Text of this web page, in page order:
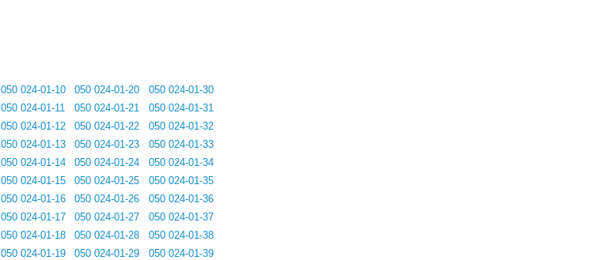
050 024-01-10
050 024-01-11
050 024-01-12
050 024-01-13
050 024-01-14
050 024-01-15
050 024-01-16
050 024-01-17
050 024-01-18
050 024-01-19
050 024-01-20
050 024-01-21
050 024-01-22
050 024-01-23
050 024-01-24
050 024-01-25
050 024-01-26
050 024-01-27
050 024-01-28
050 024-01-29
050 024-01-30
050 024-01-31
050 024-01-32
050 024-01-33
050 024-01-34
050 024-01-35
050 024-01-36
050 024-01-37
050 024-01-38
050 024-01-39